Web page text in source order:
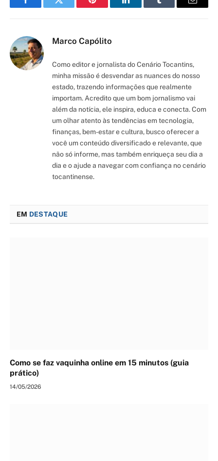
FacebookTwitter Pinterest LinkedInTumblr Email
Marco Capólito
Como editor e jornalista do Cenário Tocantins,
minha missão é desvendar as nuances do nosso
estado, trazendo informações que realmente
importam. Acredito que um bom jornalismo vai
além da notícia, ele inspira, educa e conecta. Com
um olhar atento às tendências em tecnologia,
finanças, bem-estar e cultura, busco oferecer a
você um conteúdo diversificado e relevante, que
não só informe, mas também enriqueça seu dia a
dia e o ajude a navegar com confiança no cenário
tocantinense.
EM DESTAQUE
Como se faz vaquinha online em 15 minutos (guia
prático)
14/05/2026